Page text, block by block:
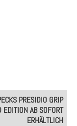
PRESIDIO GRIP
EDITION AB SOFORT
ERHÄLTLICH